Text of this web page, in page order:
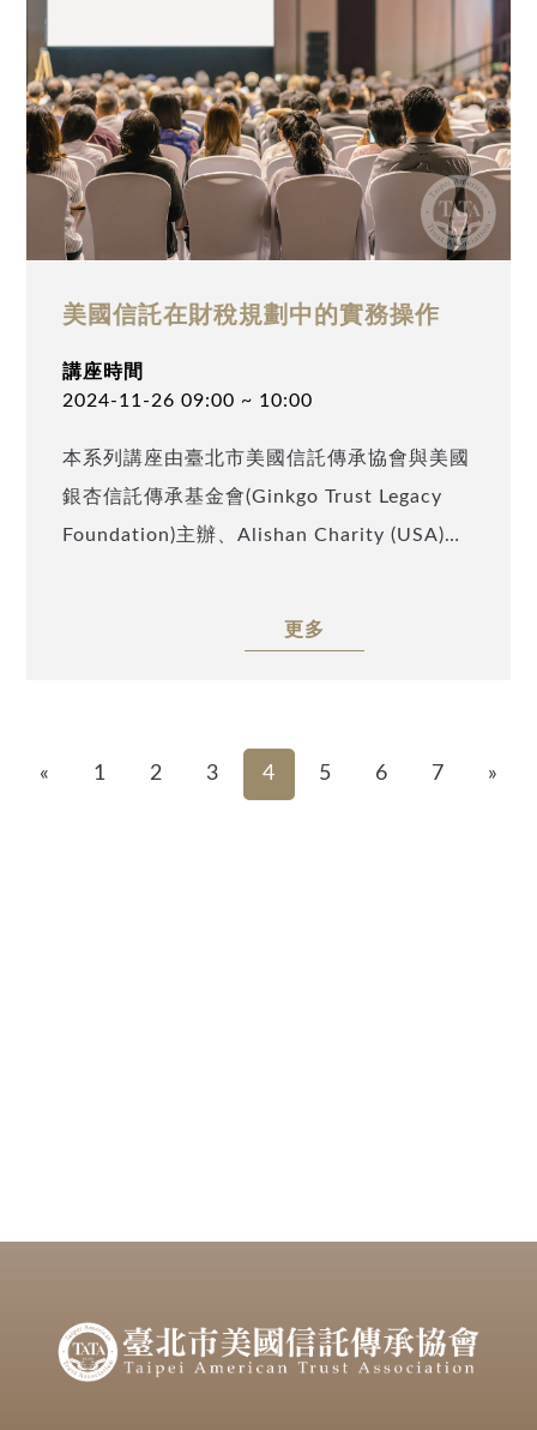
美國信託在財稅規劃中的實務操作
講座時間
2024-11-26 09:00 ~ 10:00
本系列講座由臺北市美國信託傳承協會與美國
銀杏信託傳承基金會(Ginkgo Trust Legacy
Foundation)主辦、Alishan Charity (USA)及
註冊審計師的張國禮先生。 張國禮會計師從
服務。這次將分享美國信託在財稅規劃中的實
更多
« 1 2 3 4 5 6 7 »